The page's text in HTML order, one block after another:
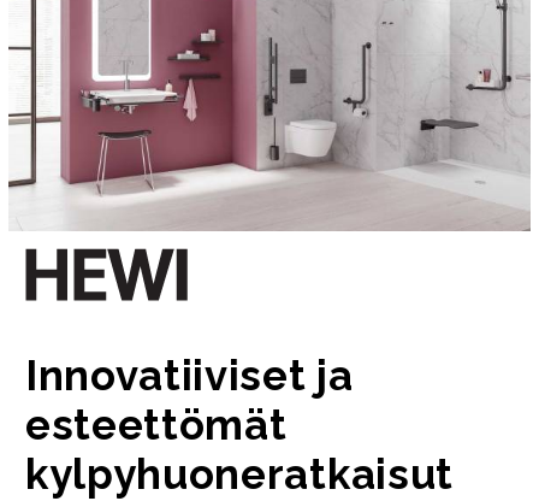
Innovatiiviset ja
esteettömät
kylpyhuoneratkaisut